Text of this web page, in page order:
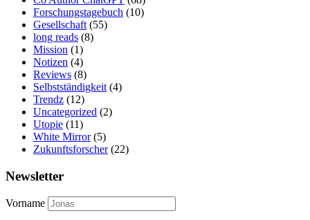
Forschungstagebuch (10)
Gesellschaft (55)
long reads (8)
Mission (1)
Notizen (4)
Reviews (8)
Selbstständigkeit (4)
Trendz (12)
Uncategorized (2)
Utopie (11)
White Mirror(5)
Zukunftsforscher(22)
Newsletter
Vorname